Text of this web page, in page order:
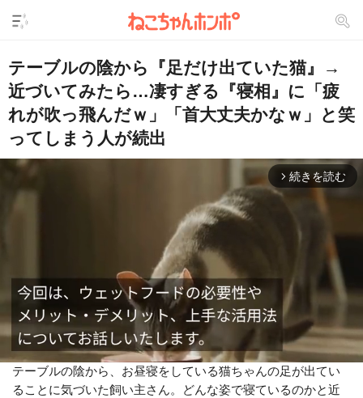
テーブルの陰から『足だけ出ていた猫』→
近づいてみたら…凄すぎる『寝相』に「疲
れが吹っ飛んだｗ」「首大丈夫かなｗ」と笑
ってしまう人が続出
arrow_forward_ios 続きを読む
テーブルの陰から、お昼寝をしている猫ちゃんの足が出てい
ることに気づいた飼い主さん。どんな姿で寝ているのかと近